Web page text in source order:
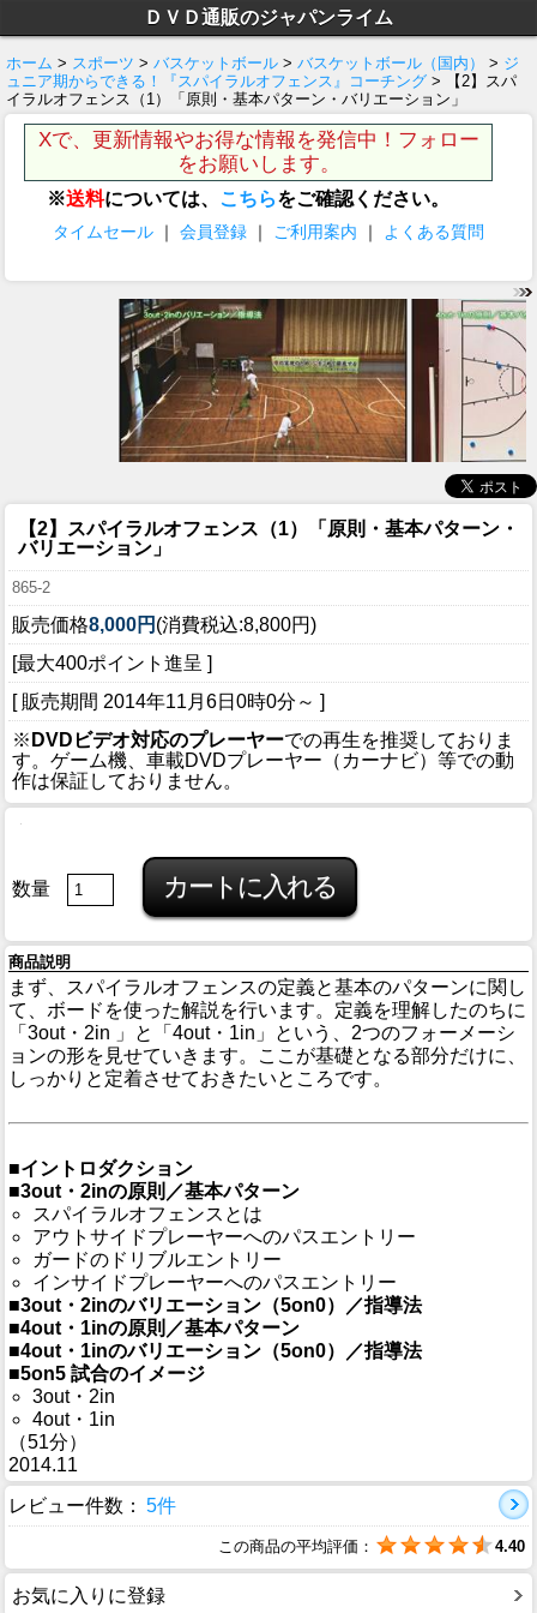
ＤＶＤ通販のジャパンライム
ホーム > スポーツ > バスケットボール > バスケットボール（国内） > ジ
ュニア期からできる！『スパイラルオフェンス』コーチング > 【2】スパ
イラルオフェンス（1）「原則・基本パターン・バリエーション」
Xで、更新情報やお得な情報を発信中！フォロー
をお願いします。
※送料については、 こちらをご確認ください。
タイムセール ｜ 会員登録 ｜ ご利用案内 ｜ よくある質問
【2】スパイラルオフェンス（1）「原則・基本パターン・
バリエーション」
865-2
販売価格8,000円 (消費税込:8,800円)
[最大400ポイント進呈 ]
[ 販売期間 2014年11月6日0時0分 ～ ]
※ DVDビデオ対応のプレーヤーでの再生を推奨しておりま
す。ゲーム機、車載DVDプレーヤー（カーナビ）等での動
作は保証しておりません。
数量
商品説明
まず、スパイラルオフェンスの定義と基本のパターンに関し
て、ボードを使った解説を行います。定義を理解したのちに
「3out・2in 」と「4out・1in」という、2つのフォーメーシ
ョンの形を見せていきます。ここが基礎となる部分だけに、
しっかりと定着させておきたいところです。
■イントロダクション
■3out・2inの原則／基本パターン
スパイラルオフェンスとは
アウトサイドプレーヤーへのパスエントリー
ガードのドリブルエントリー
インサイドプレーヤーへのパスエントリー
■3out・2inのバリエーション（5on0）／指導法
■4out・1inの原則／基本パターン
■4out・1inのバリエーション（5on0）／指導法
■5on5 試合のイメージ
3out・2in
4out・1in
（51分）
2014.11
レビュー件数： 5件
この商品の平均評価： 4.40
お気に入りに登録